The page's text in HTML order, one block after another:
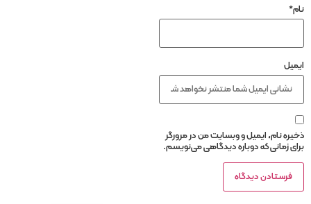
نام*
ایمیل
ذخیره نام، ایمیل و وبسایت من در مرورگر
برای زمانی که دوباره دیدگاهی می‌نویسم.